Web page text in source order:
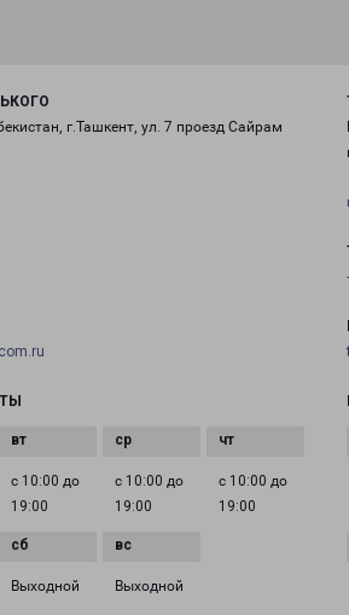
г.Ташкент, ул. 7 проезд Сайрам
с 10:00 до
19:00
с 10:00 до
19:00
с 10:00 до
19:00
Выходной Выходной